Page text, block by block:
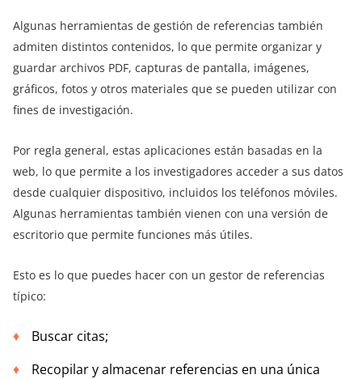
Algunas herramientas de gestión de referencias también
admiten distintos contenidos, lo que permite organizar y
guardar archivos PDF, capturas de pantalla, imágenes,
gráficos, fotos y otros materiales que se pueden utilizar con
fines de investigación.
Por regla general, estas aplicaciones están basadas en la
web, lo que permite a los investigadores acceder a sus datos
desde cualquier dispositivo, incluidos los teléfonos móviles.
Algunas herramientas también vienen con una versión de
escritorio que permite funciones más útiles.
Esto es lo que puedes hacer con un gestor de referencias
típico:
Buscar citas;
Recopilar y almacenar referencias en una única